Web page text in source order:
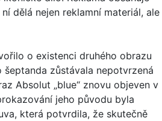
dělá nejen reklamní materiál, ale
o existenci druhého obrazu
zůstávala nepotvrzená
Absolut „blue“ znovu objeven v
jeho původu byla
která potvrdila, že skutečně